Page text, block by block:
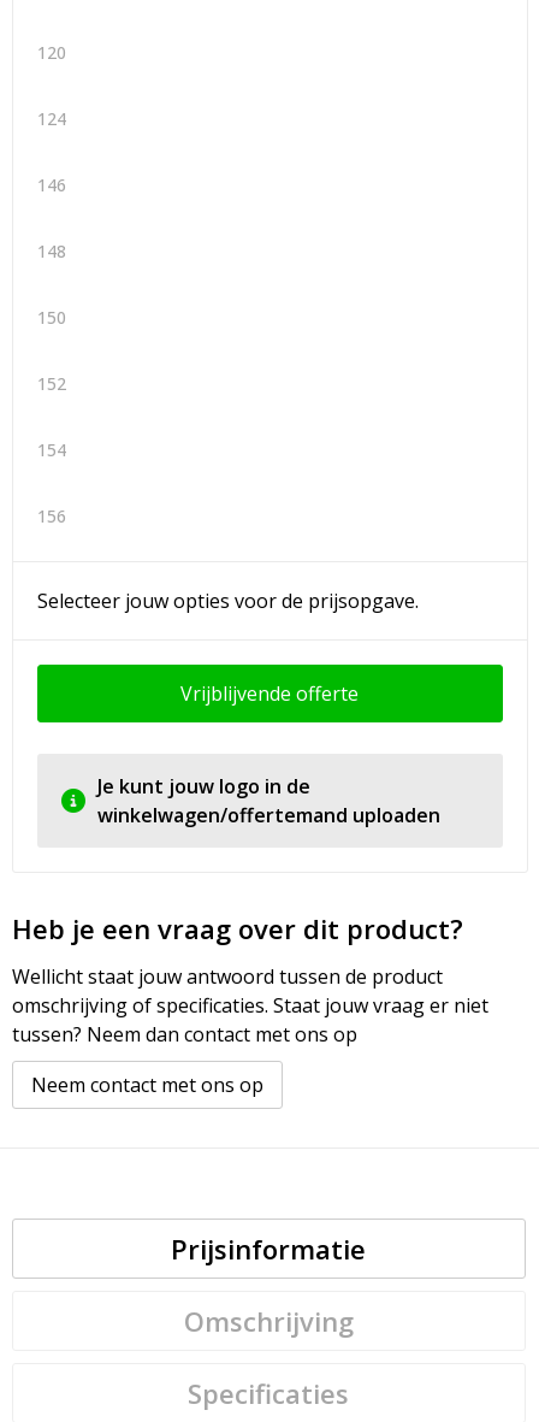
120
124
146
148
150
152
154
156
Selecteer jouw opties voor de prijsopgave.
Vrijblijvende offerte
Je kunt jouw logo in de
winkelwagen/offertemand uploaden
Heb je een vraag over dit product?
Wellicht staat jouw antwoord tussen de product
omschrijving of specificaties. Staat jouw vraag er niet
tussen? Neem dan contact met ons op
Neem contact met ons op
Prijsinformatie
Omschrijving
Specificaties